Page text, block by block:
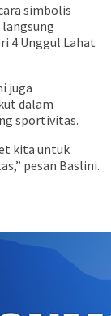
simbolis
4 Unggul Lahat
juga
dalam
sportivitas.
kita untuk
pesan Baslini.